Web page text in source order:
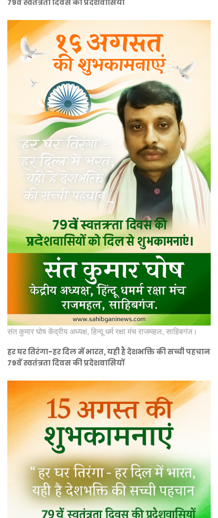
79वें स्वतंत्रता दिवस की प्रदेशवासियों
संत कुमार घोष केंद्रीय अध्यक्ष, हिन्दू धर्म रक्षा मंच राजमहल, साहिबगंज।
हर घर तिरंगा-हर दिल में भारत, यही है देशभक्ति की सच्ची पहचान
79वें स्वतंत्रता दिवस की प्रदेशवासियों